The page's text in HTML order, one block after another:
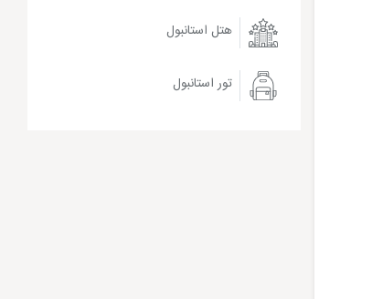
هتل استانبول
تور استانبول